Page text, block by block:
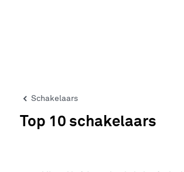
Schakelaars
Top 10 schakelaars